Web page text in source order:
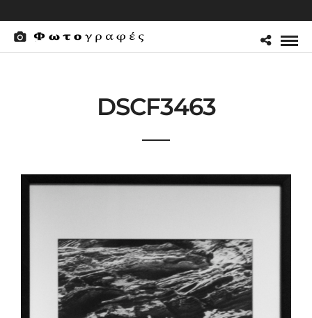
DSCF3463